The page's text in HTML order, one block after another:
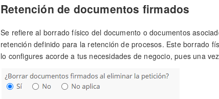
Retención de documentos firmados
Se refiere al borrado físico del documento o documentos
retención definido para la retención de procesos. Este borrado
lo configures acorde a tus necesidades de negocio, pues una